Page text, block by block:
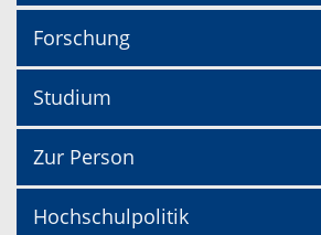
Forschung
Studium
Zur Person
Hochschulpolitik